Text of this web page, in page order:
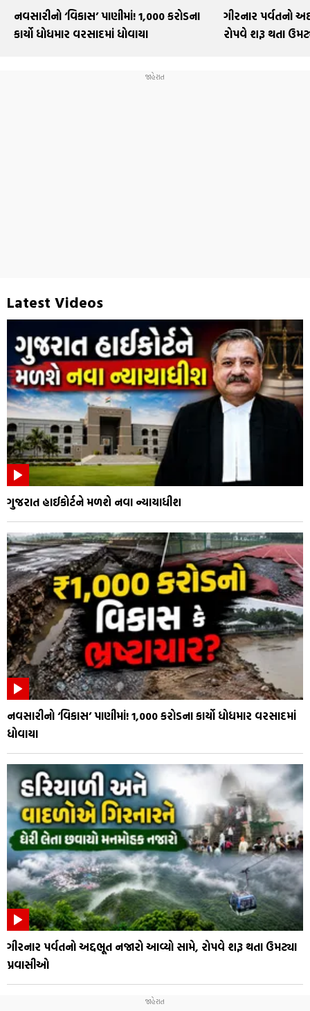
નવસારીનો ‘વિકાસ’ પાણીમાં! ₹1,000 કરોડના
કાર્યો ધોધમાર વરસાદમાં ધોવાયા
ગીરનાર પર્વતનો
રોપવે શરૂ થતા
Latest Videos
ગુજરાત હાઈકોર્ટને મળશે નવા ન્યાયાધીશ
નવસારીનો ‘વિકાસ’ પાણીમાં! ₹1,000 કરોડના કાર્યો ધોધમાર વરસાદમાં
ધોવાયા
ગીરનાર પર્વતનો અદ્દભૂત નજારો આવ્યો સામે, રોપવે શરૂ થતા ઉમટ્યા
પ્રવાસીઓ